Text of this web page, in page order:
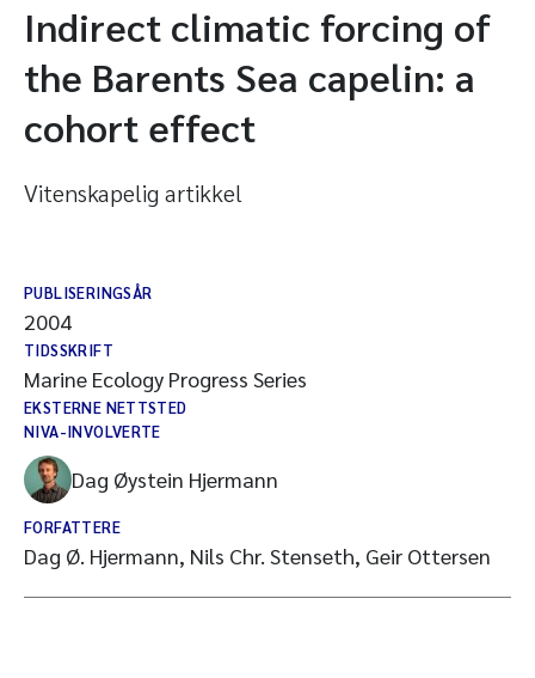
Indirect climatic forcing of
the Barents Sea capelin: a
cohort effect
Vitenskapelig artikkel
PUBLISERINGSÅR
2004
TIDSSKRIFT
Marine Ecology Progress Series
EKSTERNE NETTSTED
NIVA-INVOLVERTE
Dag Øystein Hjermann
FORFATTERE
Dag Ø. Hjermann, Nils Chr. Stenseth, Geir Ottersen